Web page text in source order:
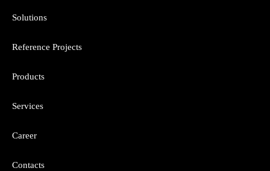
Solutions
Reference Projects
Products
Services
Career
Contacts